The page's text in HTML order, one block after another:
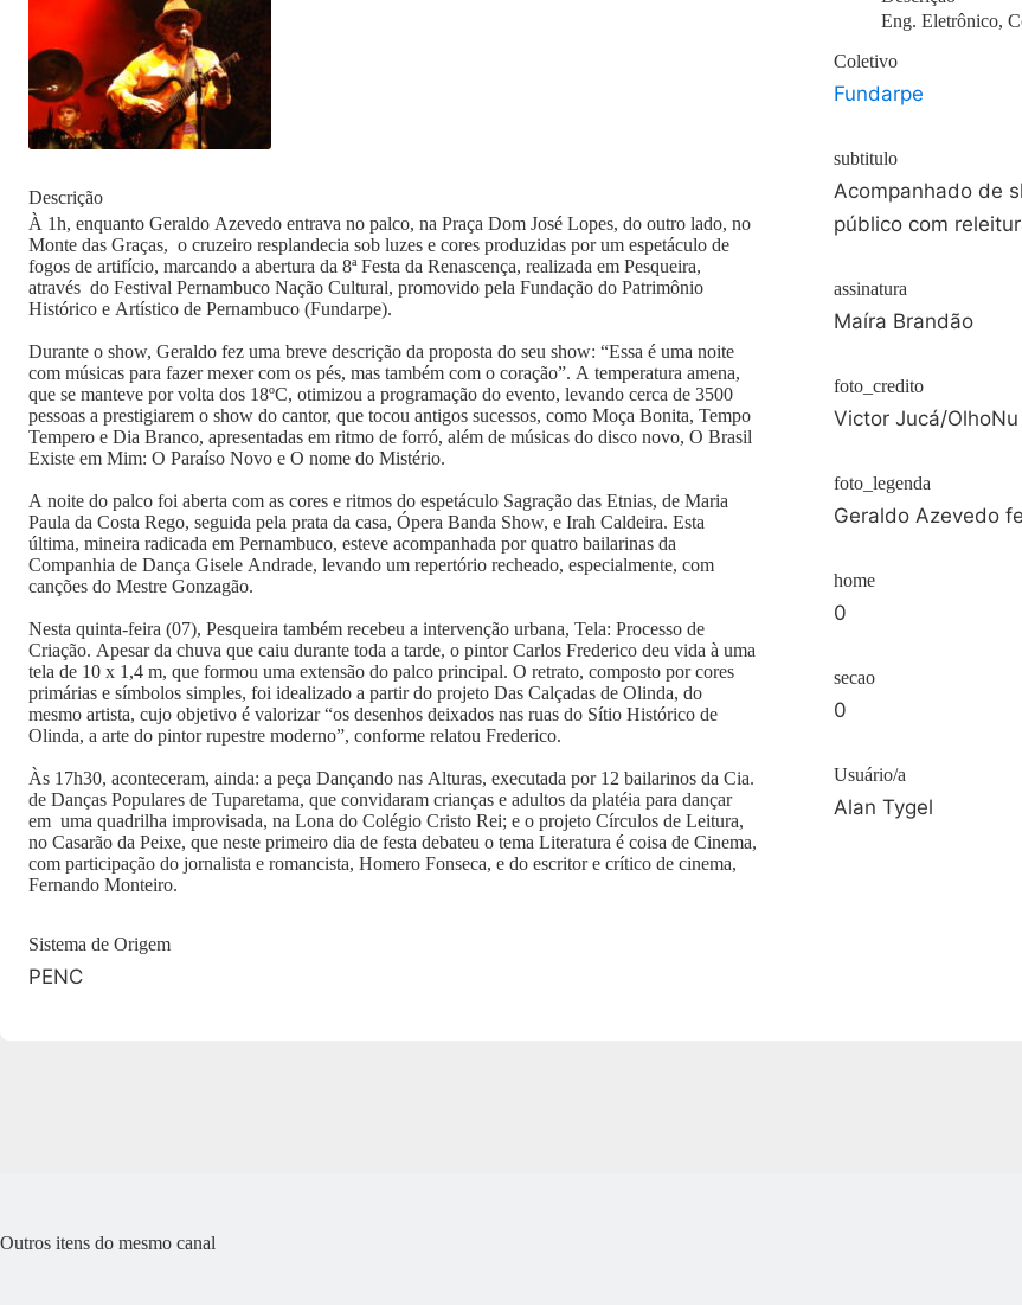
Descrição
À 1h, enquanto Geraldo Azevedo entrava no palco, na Praça Dom José Lopes, do outro lado, no
Monte das Graças, o cruzeiro resplandecia sob luzes e cores produzidas por um espetáculo de
fogos de artifício, marcando a abertura da 8ª Festa da Renascença, realizada em Pesqueira,
através do Festival Pernambuco Nação Cultural, promovido pela Fundação do Patrimônio
Histórico e Artístico de Pernambuco (Fundarpe).
Durante o show, Geraldo fez uma breve descrição da proposta do seu show: “Essa é uma noite
com músicas para fazer mexer com os pés, mas também com o coração”. A temperatura amena,
que se manteve por volta dos 18ºC, otimizou a programação do evento, levando cerca de 3500
pessoas a prestigiarem o show do cantor, que tocou antigos sucessos, como Moça Bonita, Tempo
Tempero e Dia Branco, apresentadas em ritmo de forró, além de músicas do disco novo, O Brasil
Existe em Mim: O Paraíso Novo e O nome do Mistério.
A noite do palco foi aberta com as cores e ritmos do espetáculo Sagração das Etnias, de Maria
Paula da Costa Rego, seguida pela prata da casa, Ópera Banda Show, e Irah Caldeira. Esta
última, mineira radicada em Pernambuco, esteve acompanhada por quatro bailarinas da
Companhia de Dança Gisele Andrade, levando um repertório recheado, especialmente, com
canções do Mestre Gonzagão.
Nesta quinta-feira (07), Pesqueira também recebeu a intervenção urbana, Tela: Processo de
Criação. Apesar da chuva que caiu durante toda a tarde, o pintor Carlos Frederico deu vida à uma
tela de 10 x 1,4 m, que formou uma extensão do palco principal. O retrato, composto por cores
primárias e símbolos simples, foi idealizado a partir do projeto Das Calçadas de Olinda, do
mesmo artista, cujo objetivo é valorizar “os desenhos deixados nas ruas do Sítio Histórico de
Olinda, a arte do pintor rupestre moderno”, conforme relatou Frederico.
Às 17h30, aconteceram, ainda: a peça Dançando nas Alturas, executada por 12 bailarinos da Cia.
de Danças Populares de Tuparetama, que convidaram crianças e adultos da platéia para dançar
em uma quadrilha improvisada, na Lona do Colégio Cristo Rei; e o projeto Círculos de Leitura,
no Casarão da Peixe, que neste primeiro dia de festa debateu o tema Literatura é coisa de Cinema,
com participação do jornalista e romancista, Homero Fonseca, e do escritor e crítico de cinema,
Fernando Monteiro.
Sistema de Origem
PENC
Eng. Eletrônico,
Coletivo
Fundarpe
subtitulo
Acompanhado de
público com
assinatura
Maíra Brandão
foto_credito
Victor Jucá/OlhoNu
foto_legenda
Geraldo Azevedo
home
0
secao
0
Usuário/a
Alan Tygel
Outros itens do mesmo canal